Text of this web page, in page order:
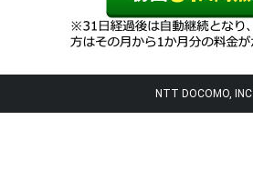
NTT DOCOMO, INC.